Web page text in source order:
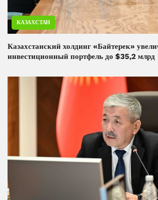
КАЗАХСТАН
Казахстанский холдинг «Байтерек»
инвестиционный портфель до $35,2 млрд